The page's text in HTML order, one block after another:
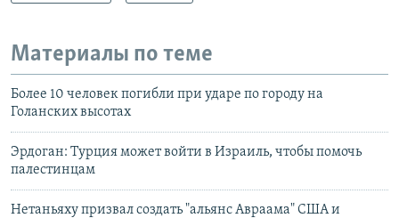
Материалы по теме
Более 10 человек погибли при ударе по городу на
Голанских высотах
Эрдоган: Турция может войти в Израиль, чтобы помочь
палестинцам
Нетаньяху призвал создать "альянс Авраама" США и